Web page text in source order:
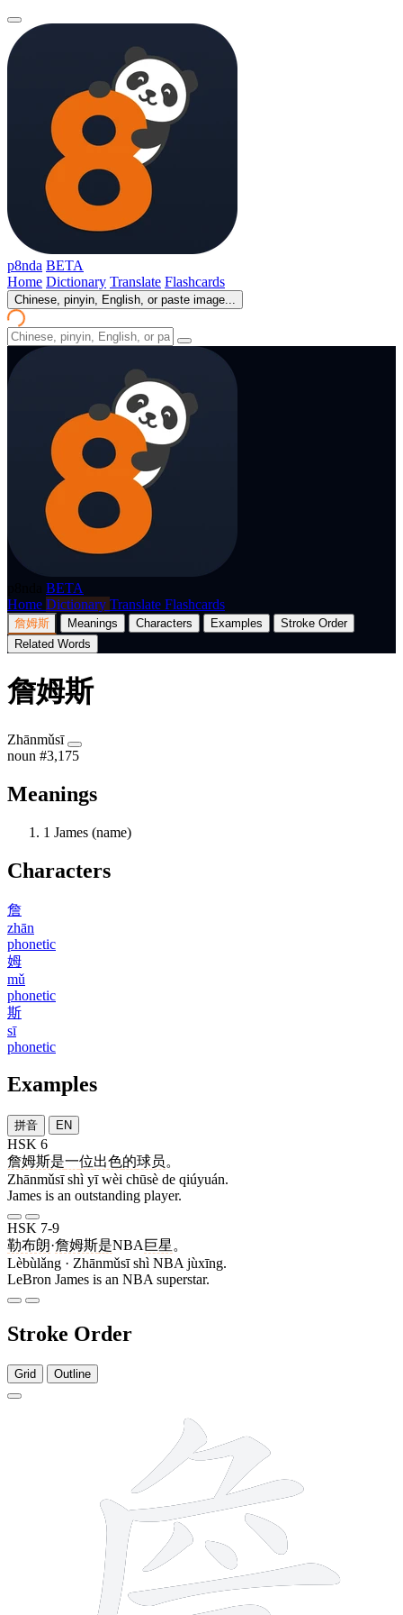
p8nda BETA
Home Dictionary Translate Flashcards
Chinese, pinyin, English, or paste image...
BETA
Home Dictionary Translate Flashcards
詹姆斯 Meanings Characters Examples
Stroke Order
Related Words
詹姆斯
Zhānmǔsī
noun #3,175
Meanings
1 James (name)
Characters
詹
zhān
phonetic
姆
mǔ
phonetic
斯
sī
phonetic
Examples
拼音 EN
HSK 6
詹姆斯是一位出色的球员。
Zhānmǔsī shì yī wèi chūsè de qiúyuán.
James is an outstanding player.
HSK 7-9
勒布朗·詹姆斯是NBA 巨星 。
Lèbùlǎng · Zhānmǔsī shì NBA jùxīng.
LeBron James is an NBA superstar.
Stroke Order
Grid Outline